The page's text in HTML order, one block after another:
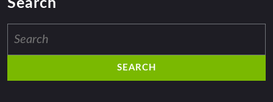
Search
for: